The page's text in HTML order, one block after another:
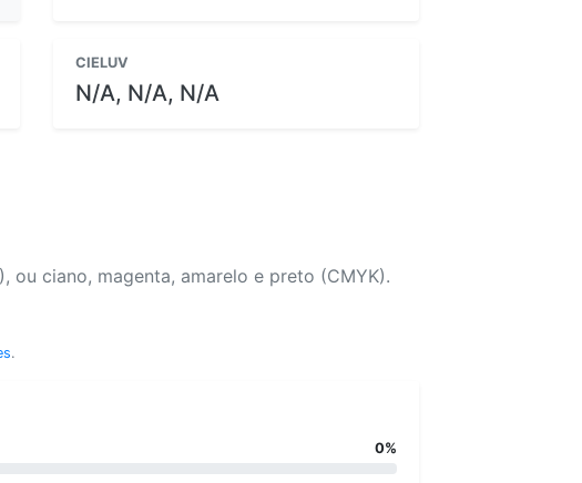
CIELUV
N/A, N/A, N/A
ou ciano, magenta, amarelo e preto (CMYK).
.
0%